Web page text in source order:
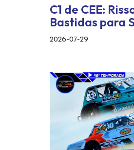
C1 de CEE:
Bastidas para
2026-07-29